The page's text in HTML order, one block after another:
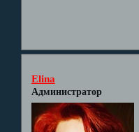
Elina
Администратор